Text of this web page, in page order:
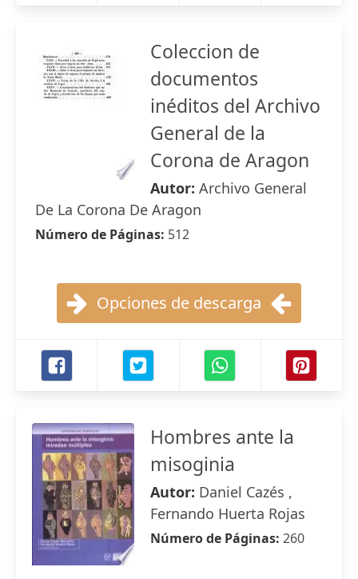
Coleccion de
documentos
inéditos del Archivo
General de la
Corona de Aragon
Autor: Archivo General
De La Corona De Aragon
Número de Páginas: 512
Opciones de descarga
Hombres ante la
misoginia
Autor: Daniel Cazés ,
Fernando Huerta Rojas
Número de Páginas: 260